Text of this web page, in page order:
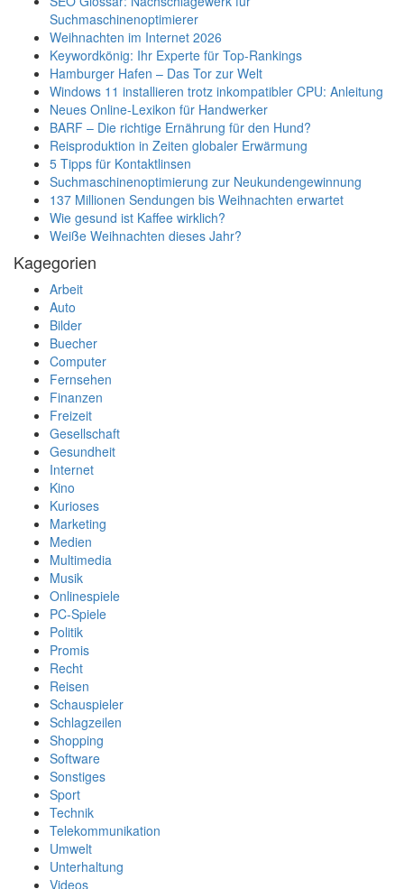
Suchmaschinenoptimierer
Weihnachten im Internet 2026
Keywordkönig: Ihr Experte für Top-Rankings
Hamburger Hafen – Das Tor zur Welt
Windows 11 installieren trotz inkompatibler CPU: Anleitung
Neues Online-Lexikon für Handwerker
BARF – Die richtige Ernährung für den Hund?
Reisproduktion in Zeiten globaler Erwärmung
5 Tipps für Kontaktlinsen
Suchmaschinenoptimierung zur Neukundengewinnung
137 Millionen Sendungen bis Weihnachten erwartet
Wie gesund ist Kaffee wirklich?
Weiße Weihnachten dieses Jahr?
Kagegorien
Arbeit
Auto
Bilder
Buecher
Computer
Fernsehen
Finanzen
Freizeit
Gesellschaft
Gesundheit
Internet
Kino
Kurioses
Marketing
Medien
Multimedia
Musik
Onlinespiele
PC-Spiele
Politik
Promis
Recht
Reisen
Schauspieler
Schlagzeilen
Shopping
Software
Sonstiges
Sport
Technik
Telekommunikation
Umwelt
Unterhaltung
Videos